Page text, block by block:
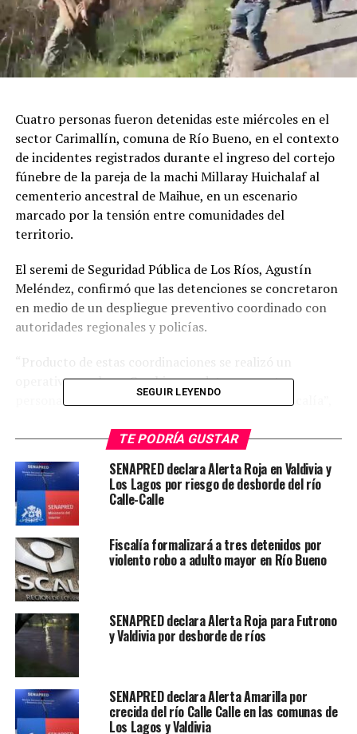
Cuatro personas fueron detenidas este miércoles en el
sector Carimallín, comuna de Río Bueno, en el contexto
de incidentes registrados durante el ingreso del cortejo
fúnebre de la pareja de la machi Millaray Huichalaf al
cementerio ancestral de Maihue, en un escenario
marcado por la tensión entre comunidades del
territorio.
El seremi de Seguridad Pública de Los Ríos, Agustín
Meléndez, confirmó que las detenciones se concretaron
en medio de un despliegue preventivo coordinado con
autoridades regionales y policías.
“Producto de estas coordinaciones se realizó un
operativo en el que Carabineros detuvo a cuatro
personas, quienes ya están a disposición de la Fiscalía”,
Meléndez detalló que las medidas se adoptaron tras
recibir alertas sobre posibles hechos de violencia en la
zona. En ese marco, junto a la delegada presidencial
Vicky Carrasco, se convocó a un Comité Policial
Extraordinario para definir acciones preventivas ante
eventuales disturbios.
Los incidentes se produjeron cuando el cortejo fúnebre
de Jaime Javier Uribe Montiel ingresó al cementerio del
sector Maihue-Carimallín, pese a la oposición de grupos
del territorio, en medio de un conflicto previo por el uso
del recinto ancestral. La situación derivó en
enfrentamientos y agresiones entre asistentes y
personas que rechazaban la sepultura en el lugar.
SEGUIR LEYENDO
TE PODRÍA GUSTAR
SENAPRED declara Alerta Roja en Valdivia y
Los Lagos por riesgo de desborde del río
Calle-Calle
Fiscalía formalizará a tres detenidos por
violento robo a adulto mayor en Río Bueno
SENAPRED declara Alerta Roja para Futrono
y Valdivia por desborde de ríos
SENAPRED declara Alerta Amarilla por
crecida del río Calle Calle en las comunas de
Los Lagos y Valdivia